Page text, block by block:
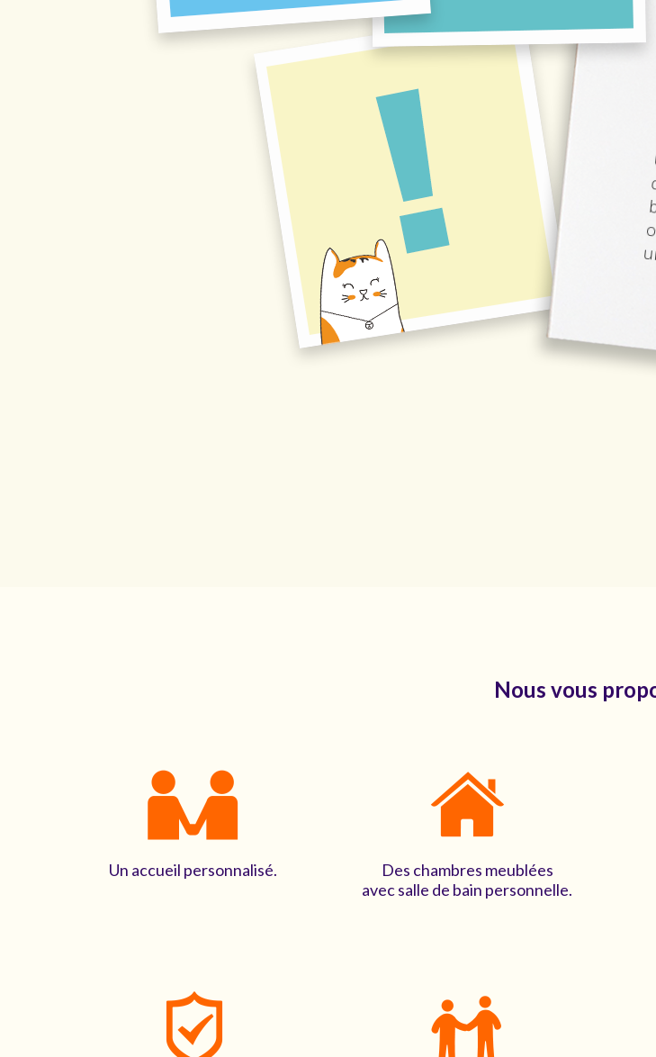
Nous vous
Un accueil personnalisé.
Des chambres meublées
avec salle de bain personnelle.